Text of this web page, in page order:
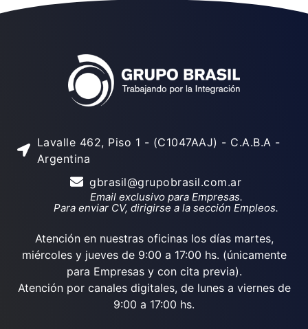
Lavalle 462, Piso 1 - (C1047AAJ) - C.A.B.A -
Argentina
gbrasil@grupobrasil.com.ar
Email exclusivo para Empresas.
Para enviar CV, dirigirse a la sección Empleos.
Atención en nuestras oficinas los días martes,
miércoles y jueves de 9:00 a 17:00 hs. (únicamente
para Empresas y con cita previa).
Atención por canales digitales, de lunes a viernes de
9:00 a 17:00 hs.